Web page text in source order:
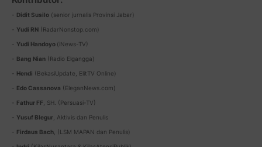
Didit Susilo (senior jurnalis Provinsi Jabar)
Yudi RN (RadarNonstop.com)
Yudi Handoyo (iNews-TV)
Bang Nian (Radio Elgangga)
Hendi (BekasiUpdate, ElitTV Online)
Edo Cassanova (EleganNews.com)
Fathur FF , SH. (Persuasi-TV)
Yusuf Blegur , Aktivis dan Penulis
Firdaus Bach , (LSM MAPAN dan Penulis)